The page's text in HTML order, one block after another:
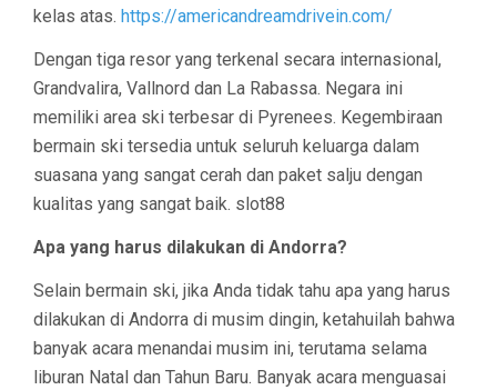
kelas atas. https://americandreamdrivein.com/
Dengan tiga resor yang terkenal secara internasional,
Grandvalira, Vallnord dan La Rabassa. Negara ini
memiliki area ski terbesar di Pyrenees. Kegembiraan
bermain ski tersedia untuk seluruh keluarga dalam
suasana yang sangat cerah dan paket salju dengan
kualitas yang sangat baik. slot88
Apa yang harus dilakukan di Andorra?
Selain bermain ski, jika Anda tidak tahu apa yang harus
dilakukan di Andorra di musim dingin, ketahuilah bahwa
banyak acara menandai musim ini, terutama selama
liburan Natal dan Tahun Baru. Banyak acara menguasai